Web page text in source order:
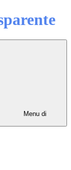
Menu di